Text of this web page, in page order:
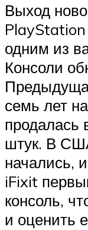
Выход
PlayStation
одним из
Консоли
семь лет
продалась
штук. В
начались,
iFixit
консоль,
и оценить